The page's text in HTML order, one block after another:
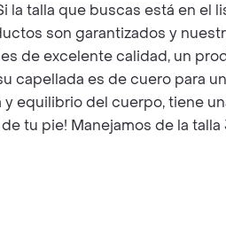
la talla que buscas está en
son garantizados y
de excelente calidad, un
capellada es de cuero para
equilibrio del cuerpo, tiene
tu pie! Manejamos de la